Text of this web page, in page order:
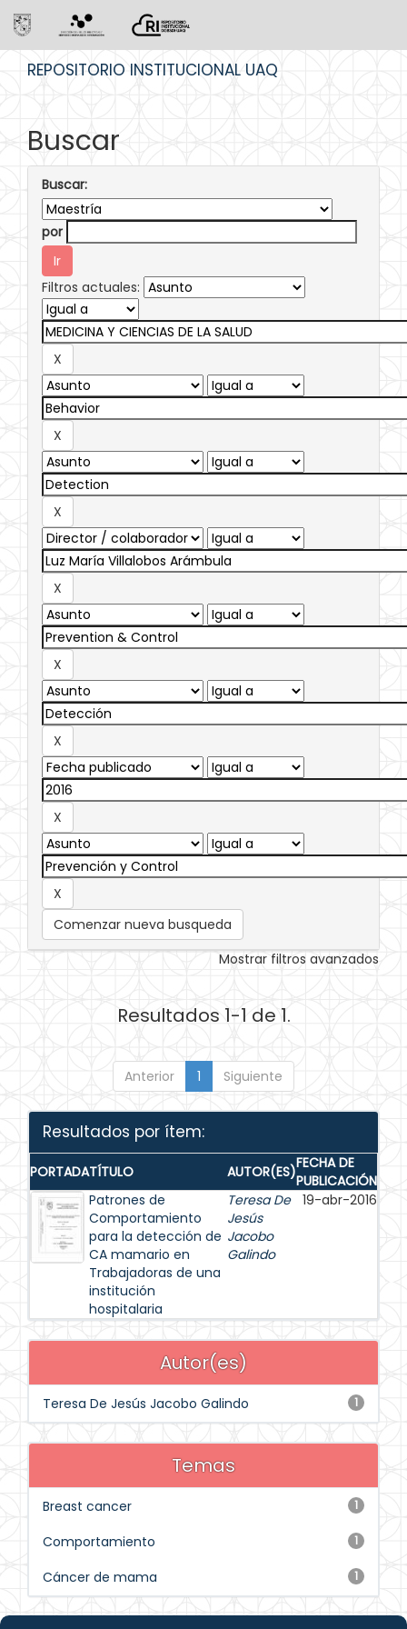
REPOSITORIO INSTITUCIONAL UAQ
Buscar
Buscar:
por
Filtros actuales:
Comenzar nueva busqueda
Mostrar filtros avanzados
Resultados 1-1 de 1.
Anterior 1 Siguiente
Resultados por ítem:
PORTADATÍTULO AUTOR(ES)FECHA DE
PUBLICACIÓN
Patrones de
Comportamiento
para la detección de
CA mamario en
Trabajadoras de una
institución
hospitalaria
Teresa De
Jesús
Jacobo
Galindo
19-abr-2016
Autor(es)
1
Teresa De Jesús Jacobo Galindo
Temas
1
Breast cancer
1
Comportamiento
1
Cáncer de mama